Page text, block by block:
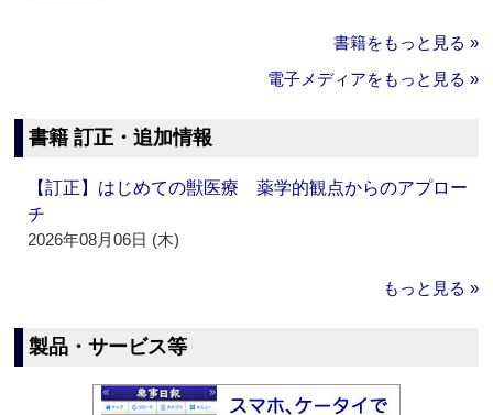
書籍をもっと見る »
電子メディアをもっと見る »
書籍 訂正・追加情報
【訂正】はじめての獣医療 薬学的観点からのアプロー
チ
2026年08月06日 (木)
もっと見る »
製品・サービス等